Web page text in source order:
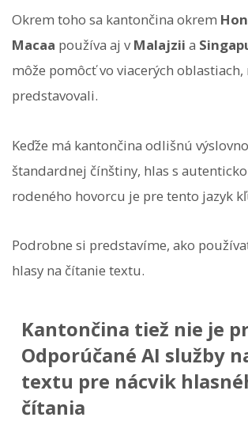
Okrem toho sa kantončina okrem
Macaa používa aj vMalajzii a
môže pomôcť vo viacerých oblastiach,
predstavovali.
Keďže má kantončina odlišnú
štandardnej čínštiny, hlas s
rodeného hovorcu je pre tento jazyk
Podrobne si predstavíme, ako
hlasy na čítanie textu.
Kantončina tiež nie je
Odporúčané AI služby
textu pre nácvik
čítania